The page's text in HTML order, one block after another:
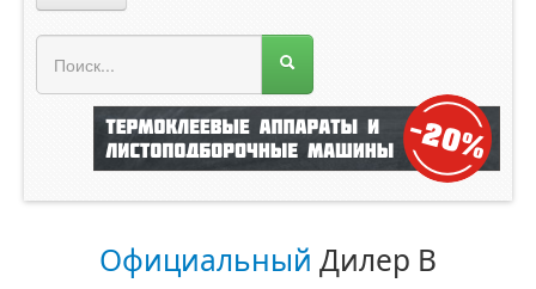
Меню магазина
О компании
Официальный Дилер В